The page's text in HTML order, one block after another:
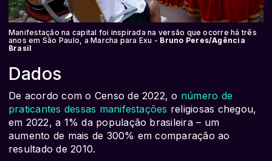
Manifestação na capital foi inspirada na versão que ocorre há três
anos em São Paulo, a Marcha para Exu - Bruno Peres/Agência
Brasil
Dados
De acordo com o Censo de 2022, o número de
praticantes dessas manifestações religiosas chegou,
em 2022, a 1% da população brasileira – um
aumento de mais de 300% em comparação ao
resultado de 2010.